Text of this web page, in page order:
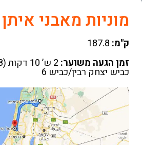
מוניות מאבני
ק"מ: 187.8
זמן הגעה משוער:
כביש יצחק רבין/כביש 6